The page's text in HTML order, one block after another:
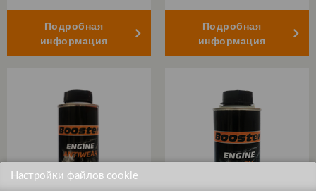
Подробная
информация
Подробная
информация
Настройки файлов cookie